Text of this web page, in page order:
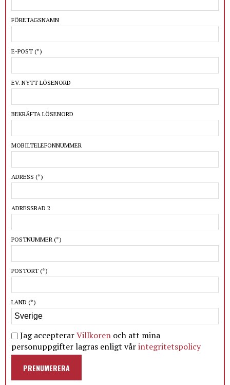
FÖRETAGSNAMN
E-POST (*)
EV. NYTT LÖSENORD
BEKRÄFTA LÖSENORD
MOBILTELEFONNUMMER
ADRESS (*)
ADRESSRAD 2
POSTNUMMER (*)
POSTORT (*)
LAND (*)
Jag accepterarVillkoren och att mina
personuppgifter lagras enligt vårintegritetspolicy
PRENUMERERA